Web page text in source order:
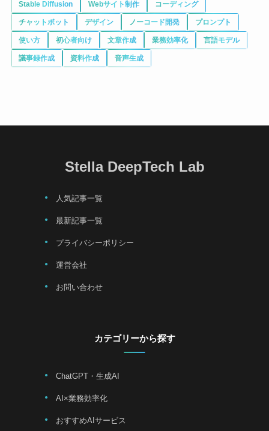
Stable Diffusion Webサイト制作 コーディング
チャットボット デザイン ノーコード開発 プロンプト
使い方 初心者向け 文章作成 業務効率化 言語モデル
議事録作成 資料作成 音声生成
Stella DeepTech Lab
人気記事一覧
最新記事一覧
プライバシーポリシー
運営会社
お問い合わせ
カテゴリーから探す
ChatGPT・生成AI
AI×業務効率化
おすすめAIサービス